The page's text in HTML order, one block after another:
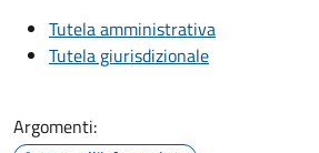
Tutela amministrativa
Tutela giurisdizionale
Argomenti: